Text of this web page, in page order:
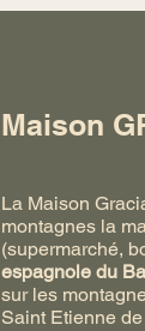
Maison
La Maison
montagnes la
(supermarché,
espagnole du
sur les
Saint Etienne